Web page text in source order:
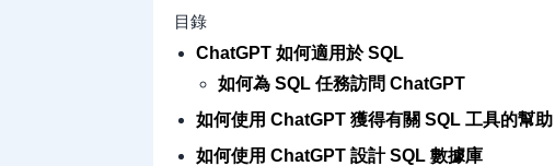
目錄
ChatGPT 如何適用於 SQL
如何為 SQL 任務訪問 ChatGPT
如何使用 ChatGPT 獲得有關 SQL 工具的幫助
如何使用 ChatGPT 設計 SQL 數據庫